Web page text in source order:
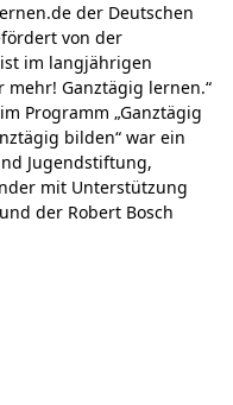
der Deutschen
von der
im langjährigen
Ganztägig lernen.“
Programm „Ganztägig
bilden“ war ein
Jugendstiftung,
mit Unterstützung
der Robert Bosch